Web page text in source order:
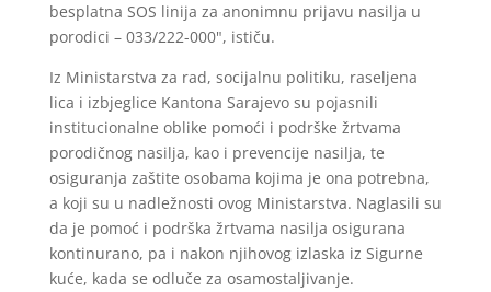
besplatna SOS linija za anonimnu prijavu nasilja u
porodici – 033/222-000", ističu.
Iz Ministarstva za rad, socijalnu politiku, raseljena
lica i izbjeglice Kantona Sarajevo su pojasnili
institucionalne oblike pomoći i podrške žrtvama
porodičnog nasilja, kao i prevencije nasilja, te
osiguranja zaštite osobama kojima je ona potrebna,
a koji su u nadležnosti ovog Ministarstva. Naglasili su
da je pomoć i podrška žrtvama nasilja osigurana
kontinurano, pa i nakon njihovog izlaska iz Sigurne
kuće, kada se odluče za osamostaljivanje.